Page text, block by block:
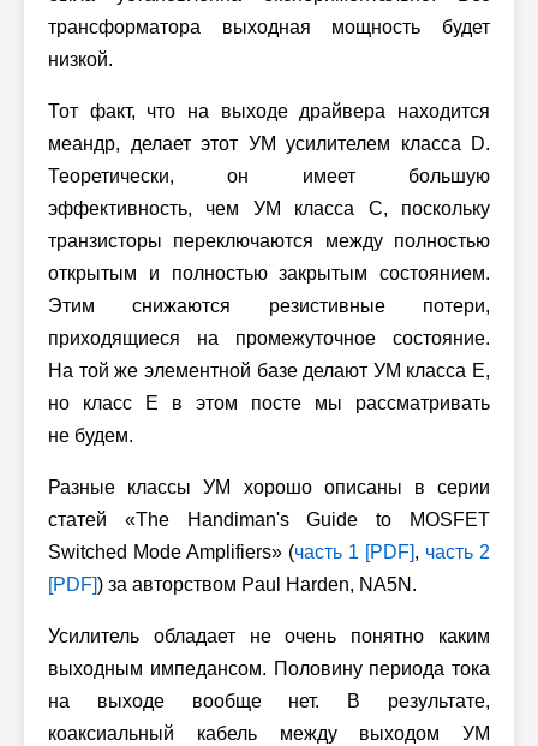
трансформатора выходная мощность будет
низкой.
Тот факт, что на выходе драйвера находится
меандр, делает этот УМ усилителем класса D.
Теоретически, он имеет большую
эффективность, чем УМ класса C, поскольку
транзисторы переключаются между полностью
открытым и полностью закрытым состоянием.
Этим снижаются резистивные потери,
приходящиеся на промежуточное состояние.
На той же элементной базе делают УМ класса E,
но класс E в этом посте мы рассматривать
не будем.
Разные классы УМ хорошо описаны в серии
статей «The Handiman's Guide to MOSFET
Switched Mode Amplifiers» (часть 1 [PDF], часть 2
[PDF]) за авторством Paul Harden, NA5N.
Усилитель обладает не очень понятно каким
выходным импедансом. Половину периода тока
на выходе вообще нет. В результате,
коаксиальный кабель между выходом УМ